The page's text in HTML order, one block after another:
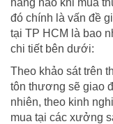
đó chính là vấn đề
tại TP HCM là bao
chi tiết bên dưới:
Theo khảo sát trên
tôn thương sẽ giao
nhiên, theo kinh
mua tại các xưởng